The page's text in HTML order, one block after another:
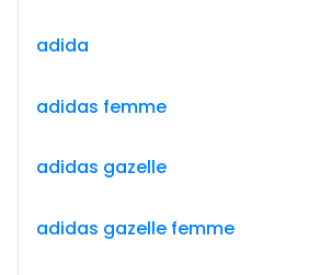
adida
adidas femme
adidas gazelle
adidas gazelle femme